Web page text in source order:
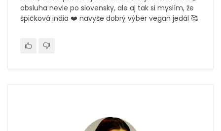
obsluha nevie po slovensky, ale aj tak si myslím, že
špičková india ❤️ navyše dobrý výber vegan jedál 🥰